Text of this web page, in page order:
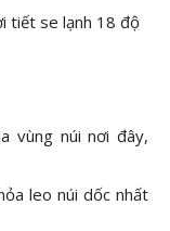
tiết se lạnh 18 độ
vùng núi nơi đây,
leo núi dốc nhất